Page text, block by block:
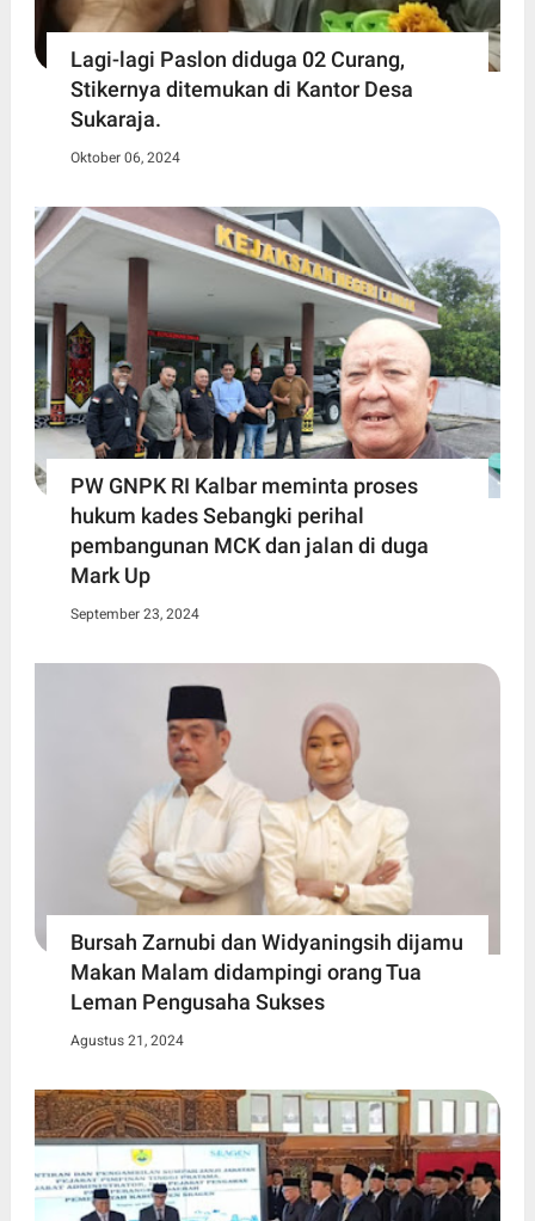
Lagi-lagi Paslon diduga 02 Curang,
Stikernya ditemukan di Kantor Desa
Sukaraja.
Oktober 06, 2024
PW GNPK RI Kalbar meminta proses
hukum kades Sebangki perihal
pembangunan MCK dan jalan di duga
Mark Up
September 23, 2024
Bursah Zarnubi dan Widyaningsih dijamu
Makan Malam didampingi orang Tua
Leman Pengusaha Sukses
Agustus 21, 2024